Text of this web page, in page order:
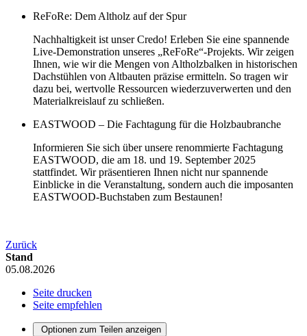
ReFoRe: Dem Altholz auf der Spur
Nachhaltigkeit ist unser Credo! Erleben Sie eine spannende
Live-Demonstration unseres „ReFoRe“-Projekts. Wir zeigen
Ihnen, wie wir die Mengen von Altholzbalken in historischen
Dachstühlen von Altbauten präzise ermitteln. So tragen wir
dazu bei, wertvolle Ressourcen wiederzuverwerten und den
Materialkreislauf zu schließen.
EASTWOOD – Die Fachtagung für die Holzbaubranche
Informieren Sie sich über unsere renommierte Fachtagung
EASTWOOD, die am 18. und 19. September 2025
stattfindet. Wir präsentieren Ihnen nicht nur spannende
Einblicke in die Veranstaltung, sondern auch die imposanten
EASTWOOD-Buchstaben zum Bestaunen!
Zurück
Stand
05.08.2026
Seite drucken
Seite empfehlen
Optionen zum Teilen anzeigen